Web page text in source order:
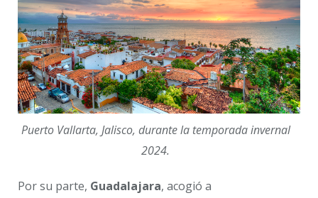
Puerto Vallarta, Jalisco, durante la temporada invernal
2024.
Por su parte, Guadalajara, acogió a